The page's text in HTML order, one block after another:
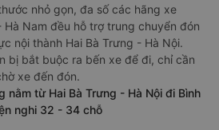
nhỏ gọn, đa số các hãng xe
Hà Nam đều hỗ trợ trung chuyển đón
nội thành Hai Bà Trưng - Hà Nội.
bị bắt buộc ra bến xe để đi, chỉ cần
xe đến đón.
nằm từ Hai Bà Trưng - Hà Nội đi Bình
nghi 32 - 34 chỗ